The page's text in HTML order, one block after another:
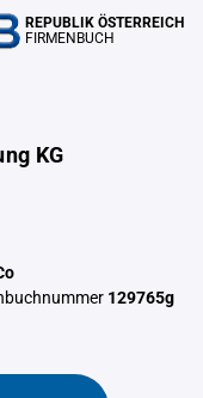
REPUBLIK ÖSTERREICH
FIRMENBUCH
KG
129765g